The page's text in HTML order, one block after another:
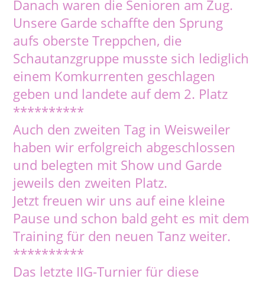
Danach waren die Senioren am Zug.
Unsere Garde schaffte den Sprung
aufs oberste Treppchen, die
Schautanzgruppe musste sich lediglich
einem Komkurrenten geschlagen
geben und landete auf dem 2. Platz
**********
Auch den zweiten Tag in Weisweiler
haben wir erfolgreich abgeschlossen
und belegten mit Show und Garde
jeweils den zweiten Platz.
Jetzt freuen wir uns auf eine kleine
Pause und schon bald geht es mit dem
Training für den neuen Tanz weiter.
**********
Das letzte IIG-Turnier für diese